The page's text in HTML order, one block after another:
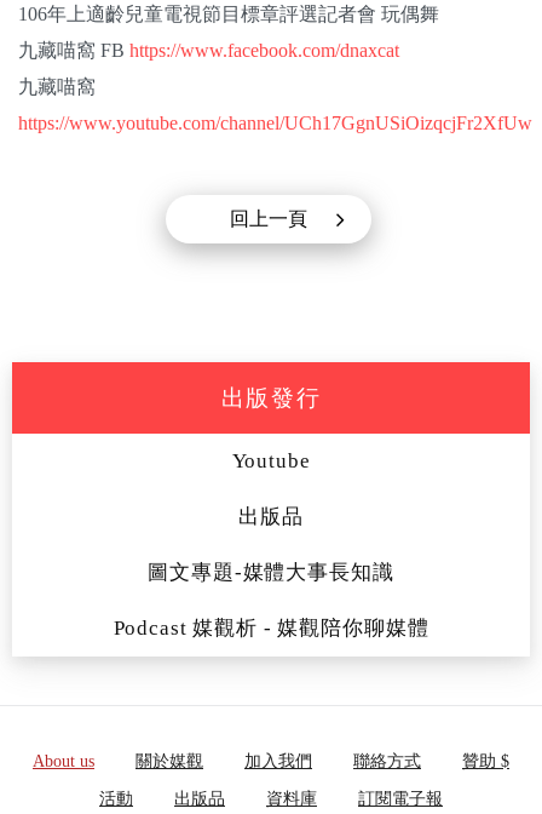
申訴
捐款支持
106年上適齡兒童電視節目標章評選記者會 玩偶舞
九藏喵窩 FB https://www.facebook.com/dnaxcat
九藏喵窩
https://www.youtube.com/channel/UCh17GgnUSiOizqcjFr2XfUw
回上一頁
出版發行
Youtube
出版品
圖文專題-媒體大事長知識
Podcast 媒觀析 - 媒觀陪你聊媒體
About us 關於媒觀 加入我們 聯絡方式 贊助 $
活動 出版品 資料庫 訂閱電子報